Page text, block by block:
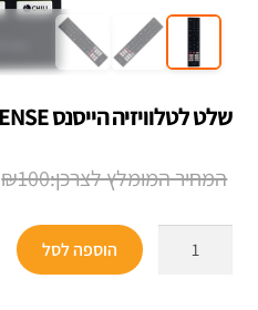
שלט לטלוויזיה הייסנס HISENSE דגם ERF3I80H
₪100
הוספה לסל